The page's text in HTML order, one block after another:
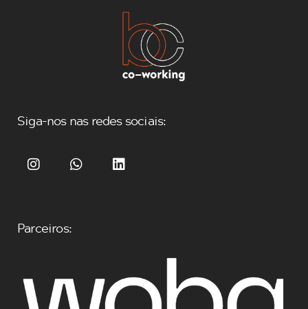
Siga-nos nas redes sociais:
Parceiros: